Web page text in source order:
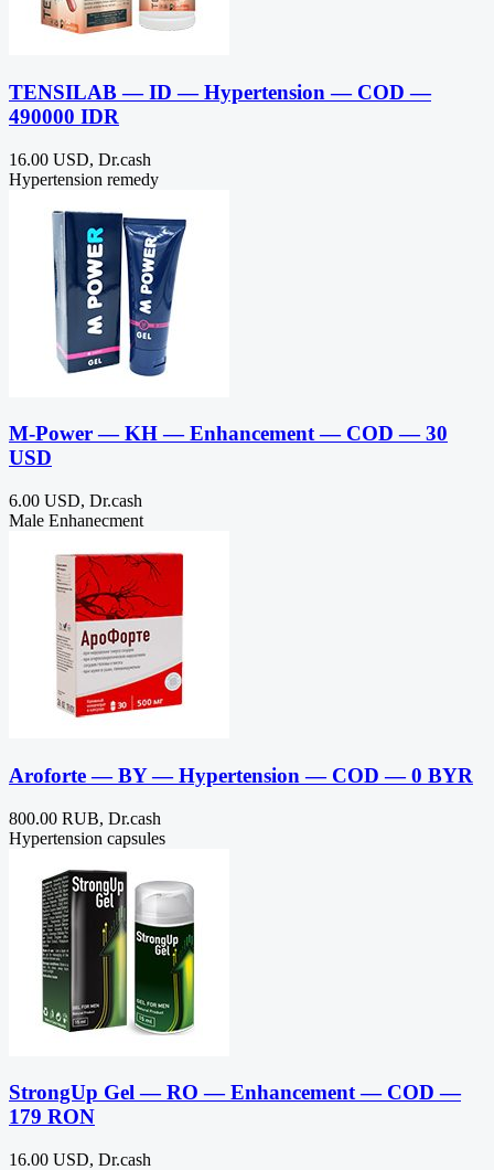
TENSILAB — ID — Hypertension — COD —
490000 IDR
16.00 USD, Dr.cash
Hypertension remedy
M-Power — KH — Enhancement — COD — 30
USD
6.00 USD, Dr.cash
Male Enhanecment
Aroforte — BY — Hypertension — COD — 0 BYR
800.00 RUB, Dr.cash
Hypertension capsules
StrongUp Gel — RO — Enhancement — COD —
179 RON
16.00 USD, Dr.cash